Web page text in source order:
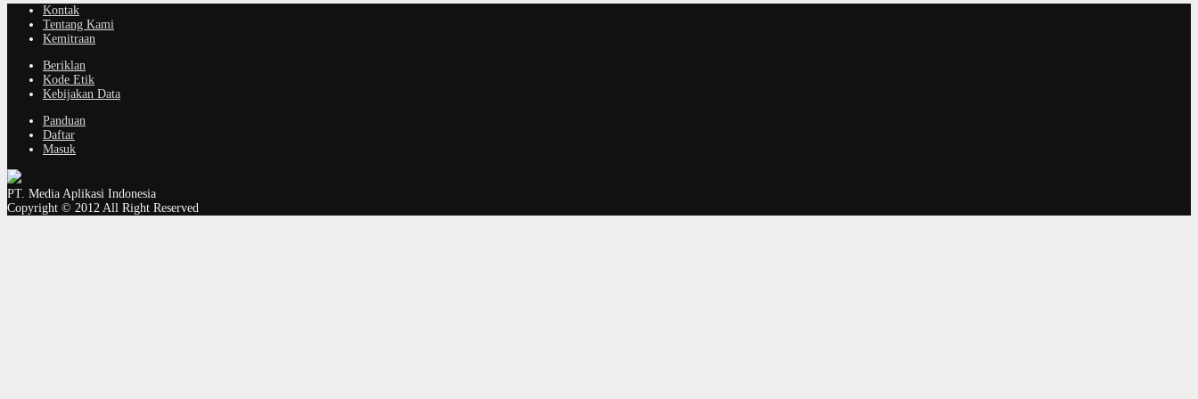
Kontak
Tentang Kami
Kemitraan
Beriklan
Kode Etik
Kebijakan Data
Panduan
Daftar
Masuk
PT. Media Aplikasi Indonesia
Copyright © 2012 All Right Reserved